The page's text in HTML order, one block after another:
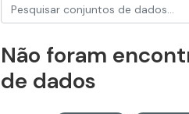
Não foram
de dados